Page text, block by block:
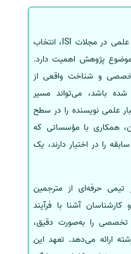
در مسیر پرچالش انتشار مقالات علمی در مجلات ISI، انتخاب
موضوع پژوهش اهمیت دارد.
و شناخت واقعی از
شده باشد، می‌تواند مسیر
علمی نویسنده را در سطح
همکاری با مؤسساتی که
را در اختیار دارند، یک
تیمی حرفه‌ای از مترجمین
کارشناسان آشنا با فرآیند
تخصصی را به‌صورت دقیق،
ارائه می‌دهد. تعهد این